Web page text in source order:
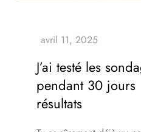
J’ai testé les
pendant 30 jours
résultats